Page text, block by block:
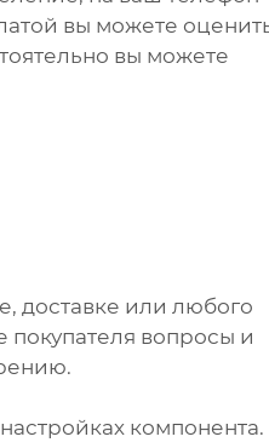
вы можете
вы можете
доставке или любого
покупателя вопросы и
компонента.